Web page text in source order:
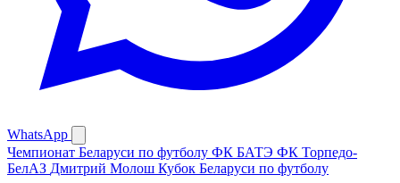
WhatsApp
Чемпионат Беларуси по футболу ФК БАТЭ ФК Торпедо-
БелАЗ Дмитрий Молош Кубок Беларуси по футболу